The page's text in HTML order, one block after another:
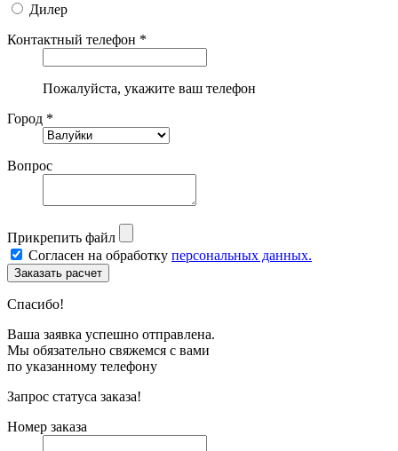
Дилер
Контактный телефон *
Пожалуйста, укажите ваш телефон
Город *
Вопрос
Прикрепить файл
Согласен на обработку персональных данных.
Спасибо!
Ваша заявка успешно отправлена.
Мы обязательно свяжемся с вами
по указанному телефону
Запрос статуса заказа!
Номер заказа